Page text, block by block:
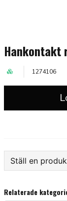
Hankontakt
1274106
Ställ en
Fråga oss
Relaterade